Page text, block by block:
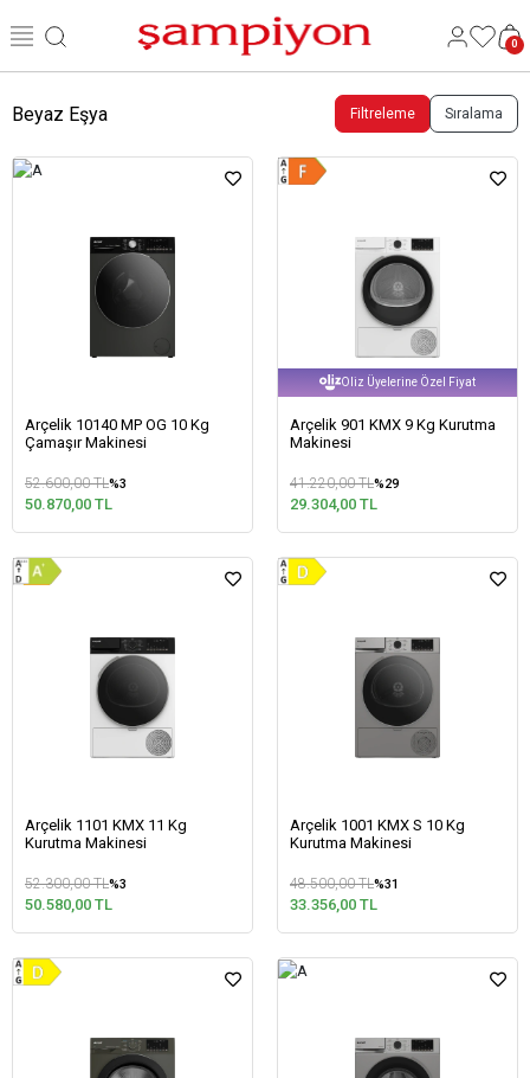
0
Beyaz Eşya Filtreleme Sıralama
Arçelik 10140 MP OG 10 Kg
Çamaşır Makinesi
52.600,00 TL%3
50.870,00 TL
Oliz Üyelerine Özel Fiyat
Arçelik 901 KMX 9 Kg Kurutma
Makinesi
41.220,00 TL%29
29.304,00 TL
Arçelik 1101 KMX 11 Kg
Kurutma Makinesi
52.300,00 TL%3
50.580,00 TL
Arçelik 1001 KMX S 10 Kg
Kurutma Makinesi
48.500,00 TL%31
33.356,00 TL